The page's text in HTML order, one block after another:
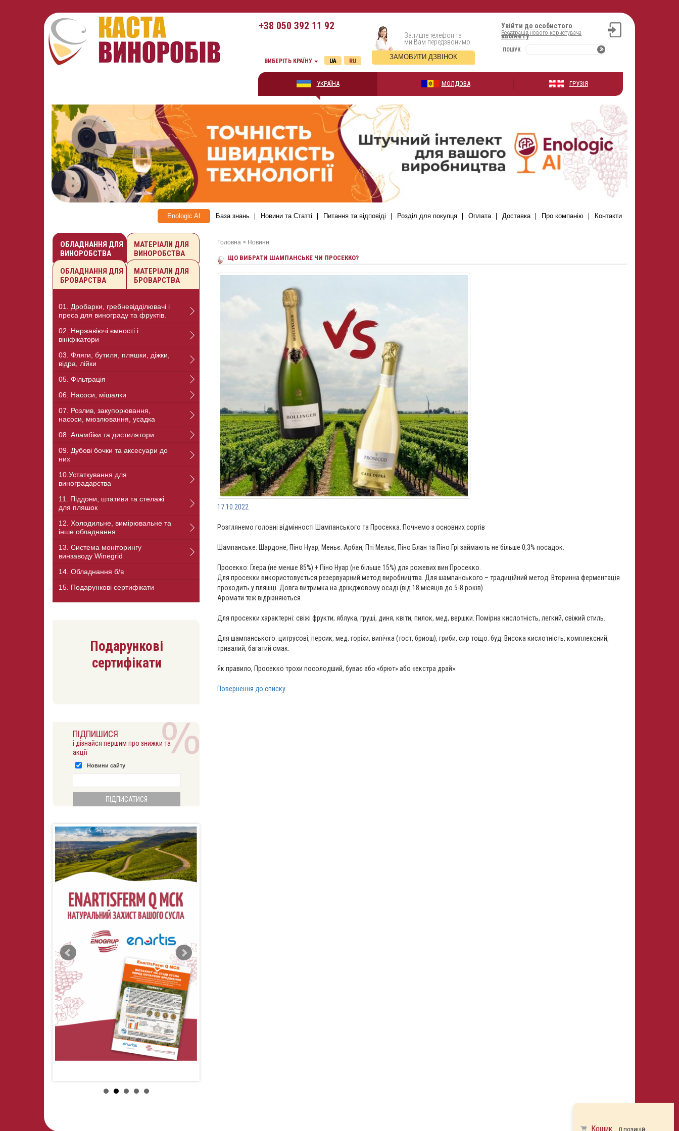
+38 050 392 11 92
Увійти до особистого
кабінету
Реєстрація нового користувача
ПОШУК
Залиште телефон та
ми Вам передзвонимо
ЗАМОВИТИ ДЗВІНОК
ВИБЕРІТЬ КРАЇНУ RU
UA
УКРАЇНА МОЛДОВА ГРУЗІЯ
Enologic AI База знань Новини та Статті Питання та відповіді Розділ для покупця Оплата Доставка Про компанію Контакти
Головна > Новини
ЩО ВИБРАТИ ШАМПАНСЬКЕ ЧИ ПРОСЕККО?
17.10.2022
Розглянемо головні відмінності Шампанського та Просекка. Почнемо з основних сортів
Шампанське: Шардоне, Піно Нуар, Меньє. Арбан, Пті Мельє, Піно Блан та Піно Грі займають не більше 0,3% посадок.
Просекко: Глера (не менше 85%) + Піно Нуар (не більше 15%) для рожевих вин Просекко.
Для просекки використовується резервуарний метод виробництва. Для шампанського – традиційний метод. Вторинна ферментація
проходить у пляшці. Довга витримка на дріжджовому осаді (від 18 місяців до 5-8 років).
Аромати теж відрізняються.
Для просекки характерні: свіжі фрукти, яблука, груші, диня, квіти, пилок, мед, вершки. Помірна кислотність, легкий, свіжий стиль.
Для шампанського: цитрусові, персик, мед, горіхи, випічка (тост, бриош), гриби, сир тощо. буд. Висока кислотність, комплексний,
тривалий, багатий смак.
Як правило, Просекко трохи посолодший, буває або «брют» або «екстра драй».
Повернення до списку
ОБЛАДНАННЯ ДЛЯ
ВИНОРОБСТВА
МАТЕРІАЛИ ДЛЯ
ВИНОРОБСТВА
ОБЛАДНАННЯ ДЛЯ
БРОВАРСТВА
МАТЕРІАЛИ ДЛЯ
БРОВАРСТВА
01. Дробарки, гребневідділювачі і
преса для винограду та фруктів.
02. Нержавіючі ємності і
вініфікатори
03. Фляги, бутиля, пляшки, діжки,
відра, лійки
05. Фільтрація
06. Насоси, мішалки
07. Розлив, закупорювання,
насоси, мюзлювання, усадка
08. Аламбіки та дистилятори
09. Дубові бочки та аксесуари до
них
10.Устаткування для
виноградарства
11. Піддони, штативи та стелажі
для пляшок
12. Холодильне, вимірювальне та
інше обладнання
13. Система моніторингу
винзаводу Winegrid
14. Обладнання б/в
15. Подарункові сертифікати
Подарункові
сертифікати
ПІДПИШИСЯ
і дізнайся першим про знижки та
акції
Новини сайту
Кошик 0 позицій